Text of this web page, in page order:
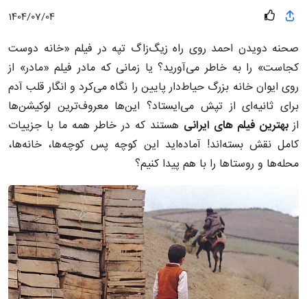
1404/07/04
صحنه دویدن احمد روی راه زیگ‌زاگ تپه در فیلم «خانه دوست
کجاست» را به خاطر می‌آورید؟ یا زمانی که مادر فیلم «مادر» از
روی ایوان خانه بزرگ حیاط‌دار پایین را نگاه می‌کرد و انگار قلب آدم
برای ثانیه‌ای از تپش می‌ایستاد؟ این‌ها معروف‌ترین لوکیشن‌ها
ازبهترین فیلم های ایرانی هستند که در خاطر همه ما با جزییات
کامل نقش بسته‌اند! آماده‌اید این کوچه پس کوچه‌ها، خانه‌ها،
محله‌ها و روستاها را با هم پیدا کنیم؟